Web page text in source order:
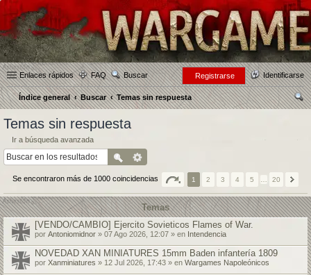
Enlaces rápidos FAQ Buscar Identificarse
Registrarse
Índice general Buscar
Temas sin respuesta
Temas sin respuesta
Ir a búsqueda avanzada
Se encontraron más de 1000 coincidencias 1 2 3 4 5 20
Temas
[VENDO/CAMBIO] Ejercito Sovieticos Flames of War.
por Antoniomidnor » 07 Ago 2026, 12:07 » en Intendencia
NOVEDAD XAN MINIATURES 15mm Baden infantería 1809
por Xanminiatures » 12 Jul 2026, 17:43 » en Wargames Napoleónicos